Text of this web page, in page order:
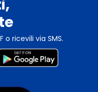
o ricevili via SMS.